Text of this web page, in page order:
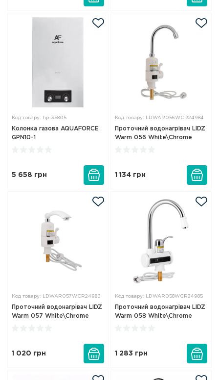
Код товару: hp-35805
Колонка газова AQUAFORCE
GPN10-1
5 658 грн
Код товару: LDWAR056WCR24984
Проточний водонагрівач LIDZ
Warm 056 White\Chrome
1 134 грн
Код товару: LDWAR057WCR24983
Проточний водонагрівач LIDZ
Warm 057 White\Chrome
1 020 грн
Код товару: LDWAR058WCR24985
Проточний водонагрівач LIDZ
Warm 058 White\Chrome
1 283 грн